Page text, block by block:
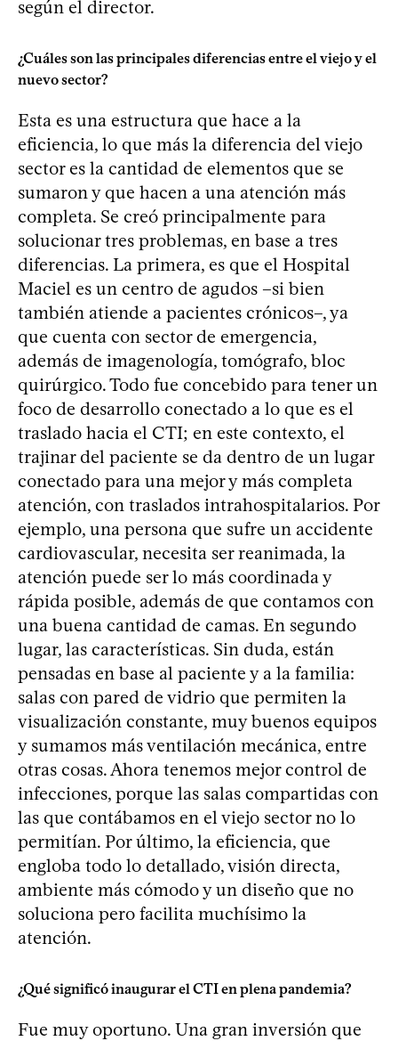
según el director.
¿Cuáles son las principales diferencias entre el viejo y el
nuevo sector?
Esta es una estructura que hace a la
eficiencia, lo que más la diferencia del viejo
sector es la cantidad de elementos que se
sumaron y que hacen a una atención más
completa. Se creó principalmente para
solucionar tres problemas, en base a tres
diferencias. La primera, es que el Hospital
Maciel es un centro de agudos –si bien
también atiende a pacientes crónicos–, ya
que cuenta con sector de emergencia,
además de imagenología, tomógrafo, bloc
quirúrgico. Todo fue concebido para tener un
foco de desarrollo conectado a lo que es el
traslado hacia el CTI; en este contexto, el
trajinar del paciente se da dentro de un lugar
conectado para una mejor y más completa
atención, con traslados intrahospitalarios. Por
ejemplo, una persona que sufre un accidente
cardiovascular, necesita ser reanimada, la
atención puede ser lo más coordinada y
rápida posible, además de que contamos con
una buena cantidad de camas. En segundo
lugar, las características. Sin duda, están
pensadas en base al paciente y a la familia:
salas con pared de vidrio que permiten la
visualización constante, muy buenos equipos
y sumamos más ventilación mecánica, entre
otras cosas. Ahora tenemos mejor control de
infecciones, porque las salas compartidas con
las que contábamos en el viejo sector no lo
permitían. Por último, la eficiencia, que
engloba todo lo detallado, visión directa,
ambiente más cómodo y un diseño que no
soluciona pero facilita muchísimo la
atención.
¿Qué significó inaugurar el CTI en plena pandemia?
Fue muy oportuno. Una gran inversión que